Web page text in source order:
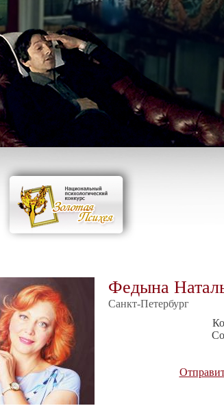
Федына
Санкт-Петербург